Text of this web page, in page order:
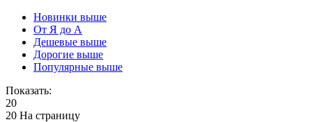
Новинки выше
От Я до А
Дешевые выше
Дорогие выше
Популярные выше
Показать:
20
20 На страницу